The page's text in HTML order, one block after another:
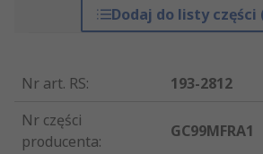
Dodaj do listy części
Nr art. RS:
193-2812
Nr części
producenta:
GC99MFRA1